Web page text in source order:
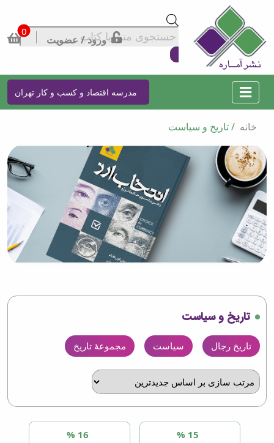
Products
search
ورود / عضویت
0
مدرسه اقتصاد و کسب و کار تهران
خانه / تاریخ و سیاست
تاریخ و سیاست
تاریخ رجال سیاست مجموعۀ تاریخ
15 %
16 %